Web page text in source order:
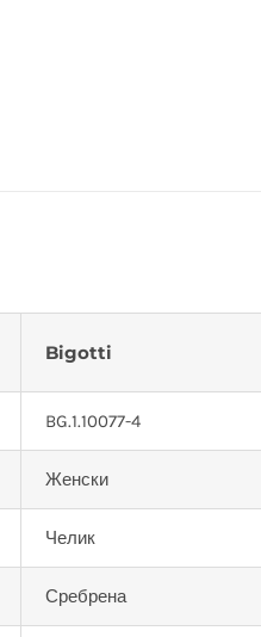
Bigotti
BG.1.10077-4
Женски
Челик
Сребрена